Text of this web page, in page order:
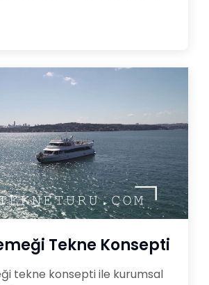
Tekne Konsepti
tekne konsepti ile kurumsal